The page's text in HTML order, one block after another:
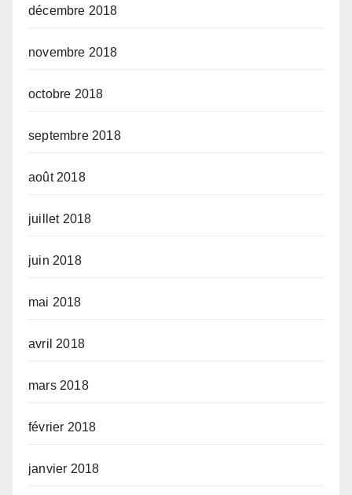
décembre 2018
novembre 2018
octobre 2018
septembre 2018
août 2018
juillet 2018
juin 2018
mai 2018
avril 2018
mars 2018
février 2018
janvier 2018